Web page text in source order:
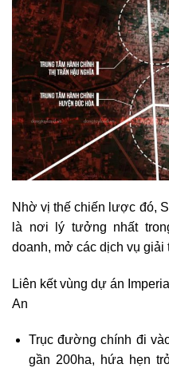
Nhờ vị thế chiến lược đó,
là nơi lý tưởng nhất
doanh, mở các dịch vụ
Liên kết vùng dự án
An
Trục đường chính đi
gần 200ha, hứa hẹn